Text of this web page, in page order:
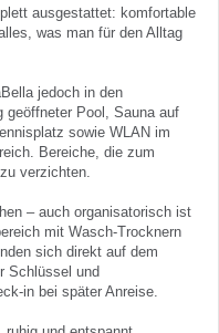
ausgestattet: komfortable
was man für den Alltag
jedoch in den
geöffneter Pool, Sauna auf
sowie WLAN im
Bereiche, die zum
verzichten.
– auch organisatorisch ist
mit Wasch-Trocknern
sich direkt auf dem
Schlüssel und
in bei später Anreise.